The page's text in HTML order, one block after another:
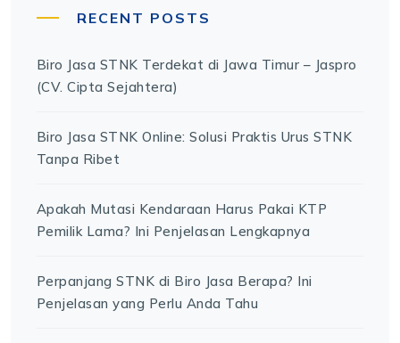
RECENT POSTS
Biro Jasa STNK Terdekat di Jawa Timur – Jaspro
(CV. Cipta Sejahtera)
Biro Jasa STNK Online: Solusi Praktis Urus STNK
Tanpa Ribet
Apakah Mutasi Kendaraan Harus Pakai KTP
Pemilik Lama? Ini Penjelasan Lengkapnya
Perpanjang STNK di Biro Jasa Berapa? Ini
Penjelasan yang Perlu Anda Tahu